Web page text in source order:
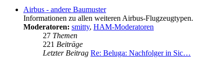
Airbus - andere Baumuster
Informationen zu allen weiteren Airbus-Flugzeugtypen.
Moderatoren: smitty, HAM-Moderatoren
27 Themen
221 Beiträge
Letzter Beitrag Re: Beluga: Nachfolger in Sic…